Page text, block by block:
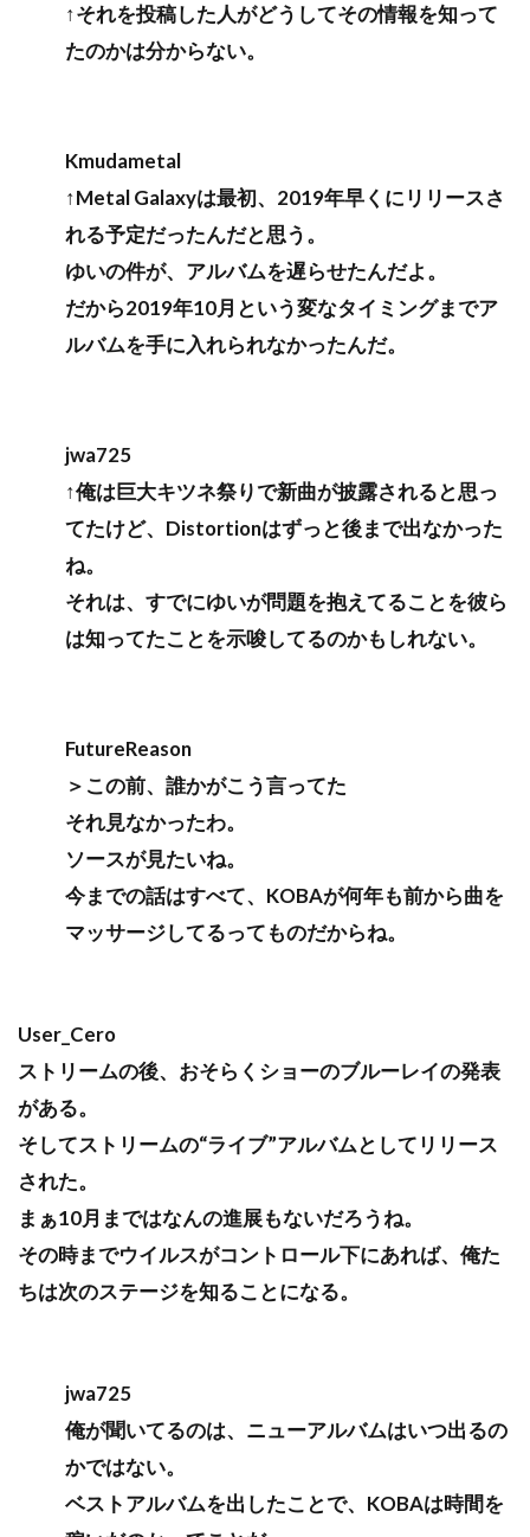
↑それを投稿した人がどうしてその情報を知って
たのかは分からない。
Kmudametal
↑Metal Galaxyは最初、2019年早くにリリースさ
れる予定だったんだと思う。
ゆいの件が、アルバムを遅らせたんだよ。
だから2019年10月という変なタイミングまでア
ルバムを手に入れられなかったんだ。
jwa725
↑俺は巨大キツネ祭りで新曲が披露されると思っ
てたけど、Distortionはずっと後まで出なかった
ね。
それは、すでにゆいが問題を抱えてることを彼ら
は知ってたことを示唆してるのかもしれない。
FutureReason
＞この前、誰かがこう言ってた
それ見なかったわ。
ソースが見たいね。
今までの話はすべて、KOBAが何年も前から曲を
マッサージしてるってものだからね。
User_Cero
ストリームの後、おそらくショーのブルーレイの発表
がある。
そしてストリームの“ライブ”アルバムとしてリリース
された。
まぁ10月まではなんの進展もないだろうね。
その時までウイルスがコントロール下にあれば、俺た
ちは次のステージを知ることになる。
jwa725
俺が聞いてるのは、ニューアルバムはいつ出るの
かではない。
ベストアルバムを出したことで、KOBAは時間を